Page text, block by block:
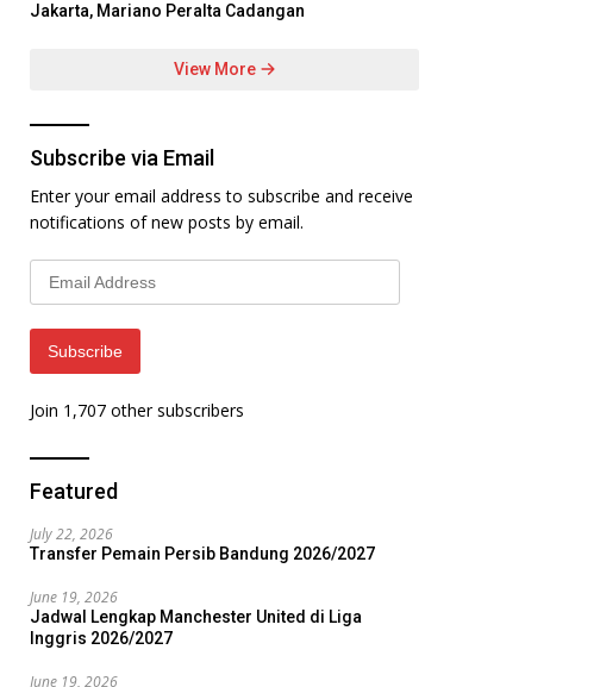
Jakarta, Mariano Peralta Cadangan
View More
Subscribe via Email
Enter your email address to subscribe and receive
notifications of new posts by email.
Email
Address
Subscribe
Join 1,707 other subscribers
Featured
July 22, 2026
Transfer Pemain Persib Bandung 2026/2027
June 19, 2026
Jadwal Lengkap Manchester United di Liga
Inggris 2026/2027
June 19, 2026